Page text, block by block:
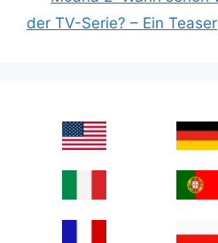
der TV-Serie? – Ein Teaser